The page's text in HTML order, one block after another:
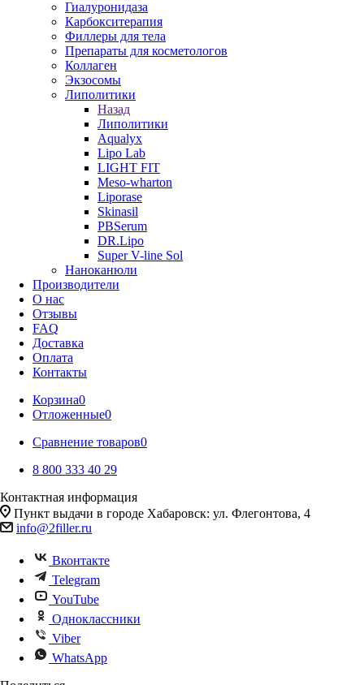
Гиалуронидаза
Карбокситерапия
Филлеры для тела
Препараты для косметологов
Коллаген
Экзосомы
Липолитики
Назад
Липолитики
Aqualyx
Lipo Lab
LIGHT FIT
Meso-wharton
Liporase
Skinasil
PBSerum
DR.Lipo
Super V-line Sol
Наноканюли
Производители
О нас
Отзывы
FAQ
Доставка
Оплата
Контакты
Корзина0
Отложенные0
Сравнение товаров0
8 800 333 40 29
Контактная информация
Пункт выдачи в городе Хабаровск: ул. Флегонтова, 4
info@2filler.ru
Вконтакте
Telegram
YouTube
Одноклассники
Viber
WhatsApp